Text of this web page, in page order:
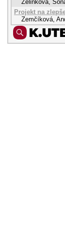
Zelinková,
Projekt na
Zemčíková,